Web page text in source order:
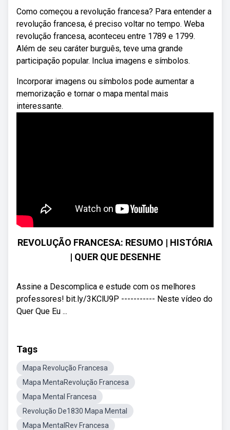
Como começou a revolução francesa? Para entender a
revolução francesa, é preciso voltar no tempo. Weba
revolução francesa, aconteceu entre 1789 e 1799.
Além de seu caráter burguês, teve uma grande
participação popular. Inclua imagens e símbolos.
Incorporar imagens ou símbolos pode aumentar a
memorização e tornar o mapa mental mais
interessante.
REVOLUÇÃO FRANCESA: RESUMO | HISTÓRIA
| QUER QUE DESENHE
Assine a Descomplica e estude com os melhores
professores! bit.ly/3KClU9P ----------- Neste vídeo do
Quer Que Eu ...
Tags
Mapa Revolução Francesa
Mapa MentaRevolução Francesa
Mapa Mental Francesa
Revolução De1830 Mapa Mental
Mapa MentalRev Francesa